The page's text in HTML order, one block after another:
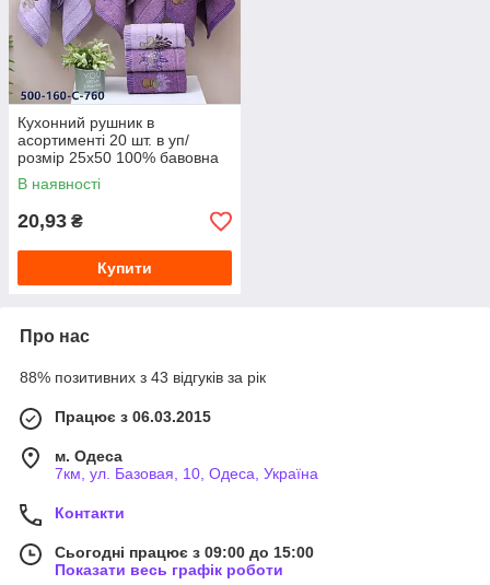
Кухонний рушник в
асортименті 20 шт. в уп/
розмір 25х50 100% бавовна
В наявності
20,93 ₴
Купити
Про нас
88% позитивних з 43 відгуків за рік
Працює з 06.03.2015
м. Одеса
7км, ул. Базовая, 10, Одеса, Україна
Контакти
Сьогодні працює з 09:00 до 15:00
Показати весь графік роботи